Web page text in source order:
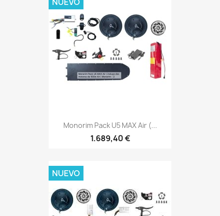
Monorim Pack U5 MAX Air (...
1.689,40 €
NUEVO